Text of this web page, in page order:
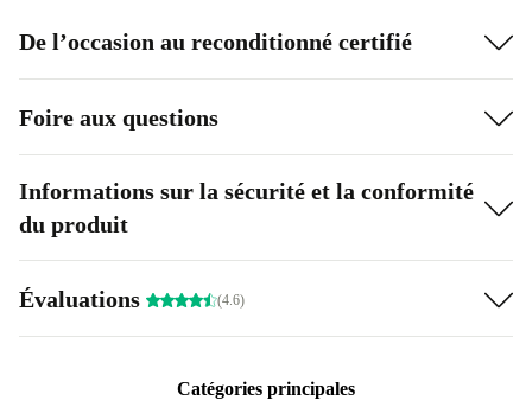
De l’occasion au reconditionné certifié
Foire aux questions
Informations sur la sécurité et la conformité
du produit
Évaluations (4.6)
Catégories principales